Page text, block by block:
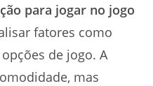
para jogar no jogo
fatores como
de jogo. A
mas